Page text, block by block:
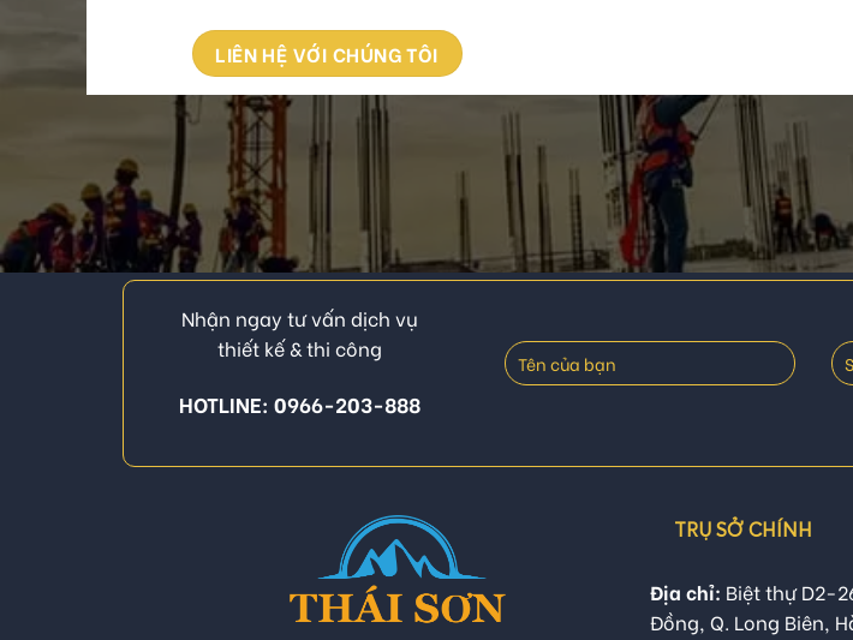
LIÊN HỆ VỚI CHÚNG TÔI
Nhận ngay tư vấn dịch vụ
thiết kế & thi công
HOTLINE: 0966-203-888
TRỤ SỞ CHÍNH
Địa chỉ: Biệt thự D2-
Đồng, Q. Long Biên,